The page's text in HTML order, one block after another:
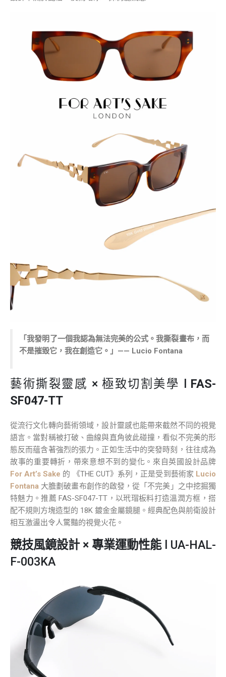
「我發明了一個我認為無法完美的公式。我撕裂畫布，而
不是摧毀它，我在創造它。」—— Lucio Fontana
藝術撕裂靈感 × 極致切割美學 l FAS-
SF047-TT
從流行文化轉向藝術領域，設計靈感也能帶來截然不同的視覺
語言。當對稱被打破、曲線與直角彼此碰撞，看似不完美的形
態反而蘊含著強烈的張力。正如生活中的突發時刻，往往成為
故事的重要轉折，帶來意想不到的變化。來自英國設計品牌
For Art’s Sake 的 《THE CUT》系列，正是受到藝術家 Lucio
Fontana 大膽劃破畫布創作的啟發，從「不完美」之中挖掘獨
特魅力。推薦 FAS-SF047-TT，以玳瑁板料打造溫潤方框，搭
配不規則方塊造型的 18K 鍍金金屬鏡腿。經典配色與前衛設計
相互激盪出令人驚豔的視覺火花。
競技風鏡設計 × 專業運動性能l UA-HAL-
F-003KA